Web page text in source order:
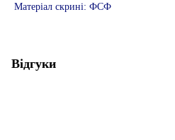
Матеріал скрині: ФСФ
Відгуки